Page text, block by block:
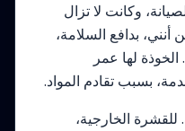
وكانت لا تزال
بدافع السلامة،
لها عمر
بسبب تقادم المواد.
الخارجية،